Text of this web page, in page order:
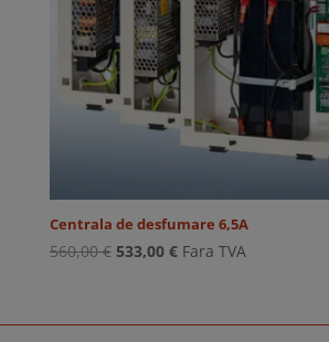
Centrala de desfumare 6,5A
560,00€ Prețul
fost:
533,00 €Prețul
533,00 €.
Fara TVA